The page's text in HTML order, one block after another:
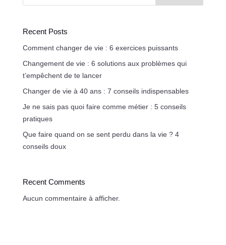
Recent Posts
Comment changer de vie : 6 exercices puissants
Changement de vie : 6 solutions aux problèmes qui
t’empêchent de te lancer
Changer de vie à 40 ans : 7 conseils indispensables
Je ne sais pas quoi faire comme métier : 5 conseils
pratiques
Que faire quand on se sent perdu dans la vie ? 4
conseils doux
Recent Comments
Aucun commentaire à afficher.